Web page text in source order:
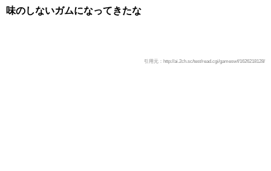
味のしないガムになってきたな
引用元：http://ai.2ch.sc/test/read.cgi/gameswf/1626218128/